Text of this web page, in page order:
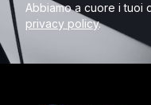
Abbiamo a cuore i tuoi
privacy policy.